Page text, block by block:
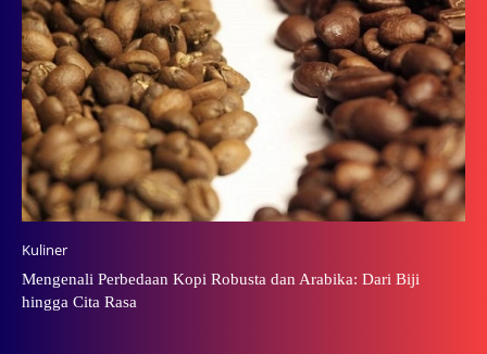
Kuliner
Mengenali Perbedaan Kopi Robusta dan Arabika: Dari Biji
hingga Cita Rasa